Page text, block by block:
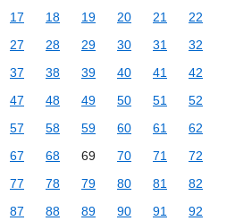
17 18 19 20 21
22
27 28 29 30 31
32
37 38 39 40 41
42
47 48 49 50 51
52
57 58 59 60 61
62
67 68 69 70 71
72
77 78 79 80 81
82
87 88 89 90 91
92